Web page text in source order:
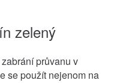
zelený
průvanu v
se použít nejenom na